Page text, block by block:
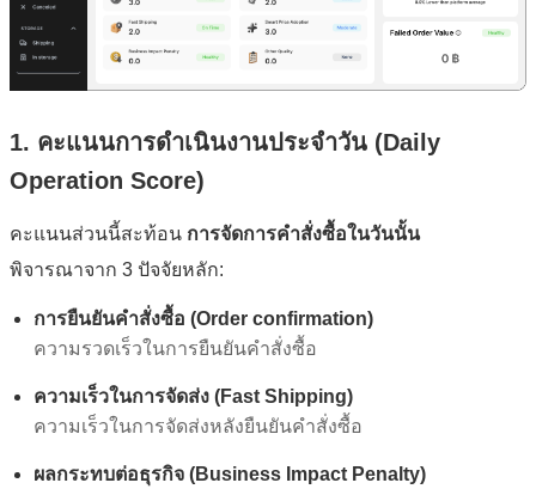
1. คะแนนการดำเนินงานประจำวัน (Daily
Operation Score)
คะแนนส่วนนี้สะท้อน การจัดการคำสั่งซื้อในวันนั้น
พิจารณาจาก 3 ปัจจัยหลัก:
การยืนยันคำสั่งซื้อ (Order confirmation)
ความรวดเร็วในการยืนยันคำสั่งซื้อ
ความเร็วในการจัดส่ง (Fast Shipping)
ความเร็วในการจัดส่งหลังยืนยันคำสั่งซื้อ
ผลกระทบต่อธุรกิจ (Business Impact Penalty)